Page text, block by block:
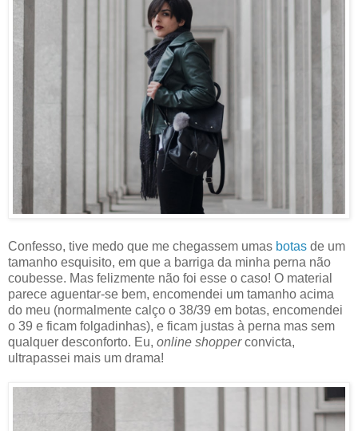
Confesso, tive medo que me chegassem umas botas de um
tamanho esquisito, em que a barriga da minha perna não
coubesse. Mas felizmente não foi esse o caso! O material
parece aguentar-se bem, encomendei um tamanho acima
do meu (normalmente calço o 38/39 em botas, encomendei
o 39 e ficam folgadinhas), e ficam justas à perna mas sem
qualquer desconforto. Eu, online shopperconvicta,
ultrapassei mais um drama!